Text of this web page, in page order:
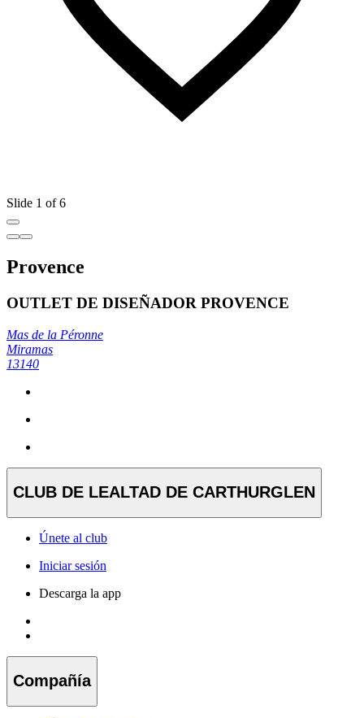
Slide 1 of 6
Provence
OUTLET DE DISEÑADOR PROVENCE
Mas de la Péronne
Miramas
13140
CLUB DE LEALTAD DE CARTHURGLEN
Únete al club
Iniciar sesión
Descarga la app
Compañía